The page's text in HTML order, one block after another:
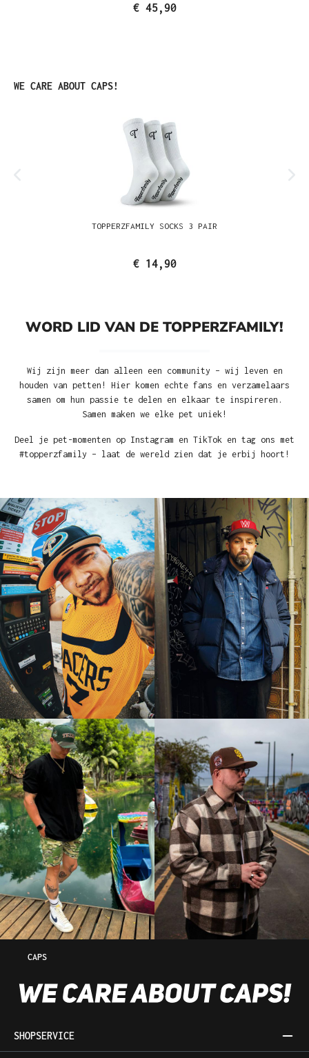
€ 45,90
Productgalerij overslaan
WE CARE ABOUT CAPS!
TOPPERZFAMILY SOCKS 3 PAIR
€ 14,90
WORD LID VAN DE TOPPERZFAMILY!
Wij zijn meer dan alleen een community – wij leven en
houden van petten! Hier komen echte fans en verzamelaars
samen om hun passie te delen en elkaar te inspireren.
Samen maken we elke pet uniek!
Deel je pet-momenten op Instagram en TikTok en tag ons met
#topperzfamily – laat de wereld zien dat je erbij hoort!
CAPS
SHOPSERVICE